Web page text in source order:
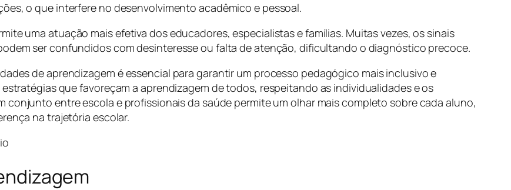
o que interfere no desenvolvimento acadêmico e pessoal.
uma atuação mais efetiva dos educadores, especialistas e famílias. Muitas vezes, os sinais
ser confundidos com desinteresse ou falta de atenção, dificultando o diagnóstico precoce.
de aprendizagem é essencial para garantir um processo pedagógico mais inclusivo e
que favoreçam a aprendizagem de todos, respeitando as individualidades e os
conjunto entre escola e profissionais da saúde permite um olhar mais completo sobre cada aluno,
na trajetória escolar.